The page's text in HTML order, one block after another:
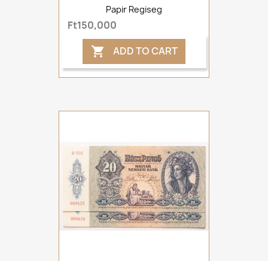
Papir Regiseg
Ft150,000
 ADD TO CART